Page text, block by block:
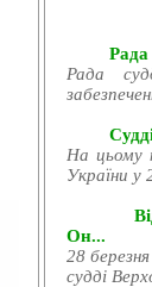
Рада
Рада
На цьому
України у
Он...
28
судді